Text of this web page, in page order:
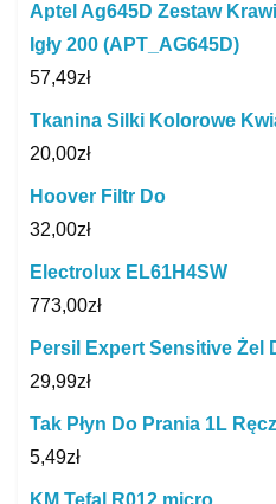
Aptel Ag645D Zestaw
Igły 200 (APT_AG645D)
57,49zł
Tkanina Silki Kolorowe
20,00zł
Hoover Filtr Do
32,00zł
Electrolux EL61H4SW
773,00zł
Persil Expert Sensitive Żel
29,99zł
Tak Płyn Do Prania 1L
5,49zł